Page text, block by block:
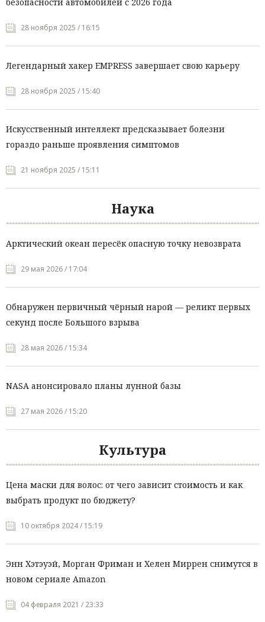
28 ноября 2025 / 16:15
Легендарный хакер EMPRESS завершает свою карьеру
28 ноября 2025 / 15:40
Искусственный интеллект предсказывает болезни
гораздо раньше проявления симптомов
21 ноября 2025 / 15:11
Наука
Арктический океан пересёк опасную точку невозврата
29 мая 2026 / 17:04
Обнаружен первичный чёрный нарой — реликт первых
секунд после Большого взрыва
28 мая 2026 / 15:34
NASA анонсировало планы лунной базы
27 мая 2026 / 15:20
Культура
Цена маски для волос: от чего зависит стоимость и как
выбрать продукт по бюджету?
10 октября 2024 / 15:19
Энн Хэтэуэй, Морган Фриман и Хелен Миррен снимутся в
новом сериале Amazon
04 февраля 2021 / 23:33